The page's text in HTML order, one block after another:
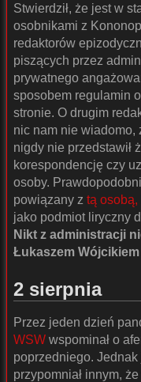
Stwierdził, że jest w
osobnikami z
redaktorów
piszących przez
prywatnego
sposobem regulamin
stronie. O drugim
nic nam nie wiadomo,
nigdy nie przedstawił
korespondencję czy
osoby.
powiązany z tą
jako podmiot liryczny
Nikt z administracji
Łukaszem
2 sierpnia
Przez jeden dzień
WSW wspominał o
poprzedniego. Jednak
przypomniał innym,